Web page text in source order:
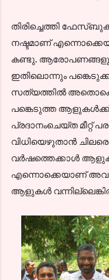
തിരിച്ചെത്തി
നഷ്ടമാണ്
കണ്ടു.
ഇതിലൊന്നും
സത്യത്തില്‍ അതൊക്കെ
പങ്കെടുത്ത
പ്രദാനംചെയ്ത
വിധിയെഴുതാന്‍
വര്‍ഷത്തെക്കാള്‍
എന്നൊക്കെയാണ്
ആളുകള്‍